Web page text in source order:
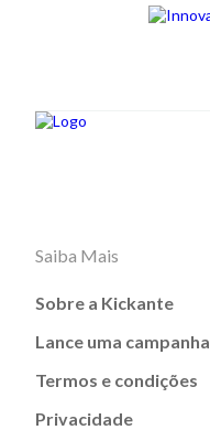
Saiba Mais
Sobre a Kickante
Lance uma campanha
Termos e condições
Privacidade